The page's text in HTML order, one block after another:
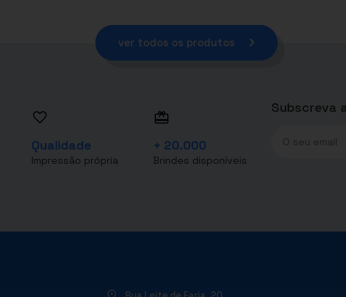
ver todos os produtos
Qualidade
Impressão própria
+ 20.000
Brindes disponíveis
Subscreva